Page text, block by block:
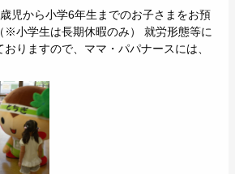
児から小学6年生までのお子さまをお預
※小学生は長期休暇のみ） 就労形態等に
りますので、ママ・パパナースには、